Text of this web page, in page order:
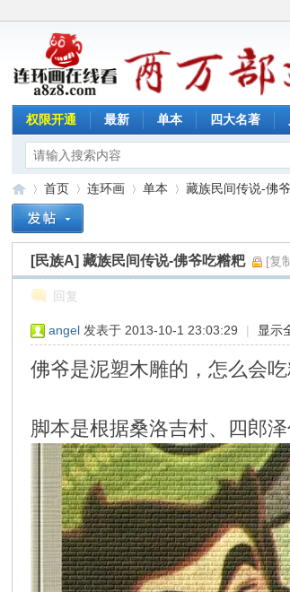
权限开通 最新 单本 四大名著
»
首页
›
连环画
›
单本
›
藏族民间传说-佛
[民族A]藏族民间传说-佛爷吃糌粑 [复
回复
angel 发表于 2013-10-1 23:03:29 | 显示
佛爷是泥塑木雕的，怎么会
脚本是根据桑洛吉村、四郎